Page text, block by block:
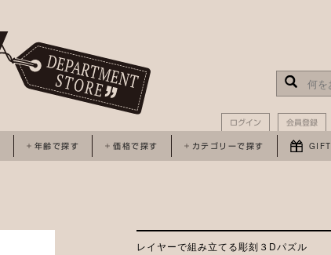
ログイン 会員登録
年齢で探す 価格で探す カテゴリーで探す GIFT
レイヤーで組み立てる彫刻３Dパズル